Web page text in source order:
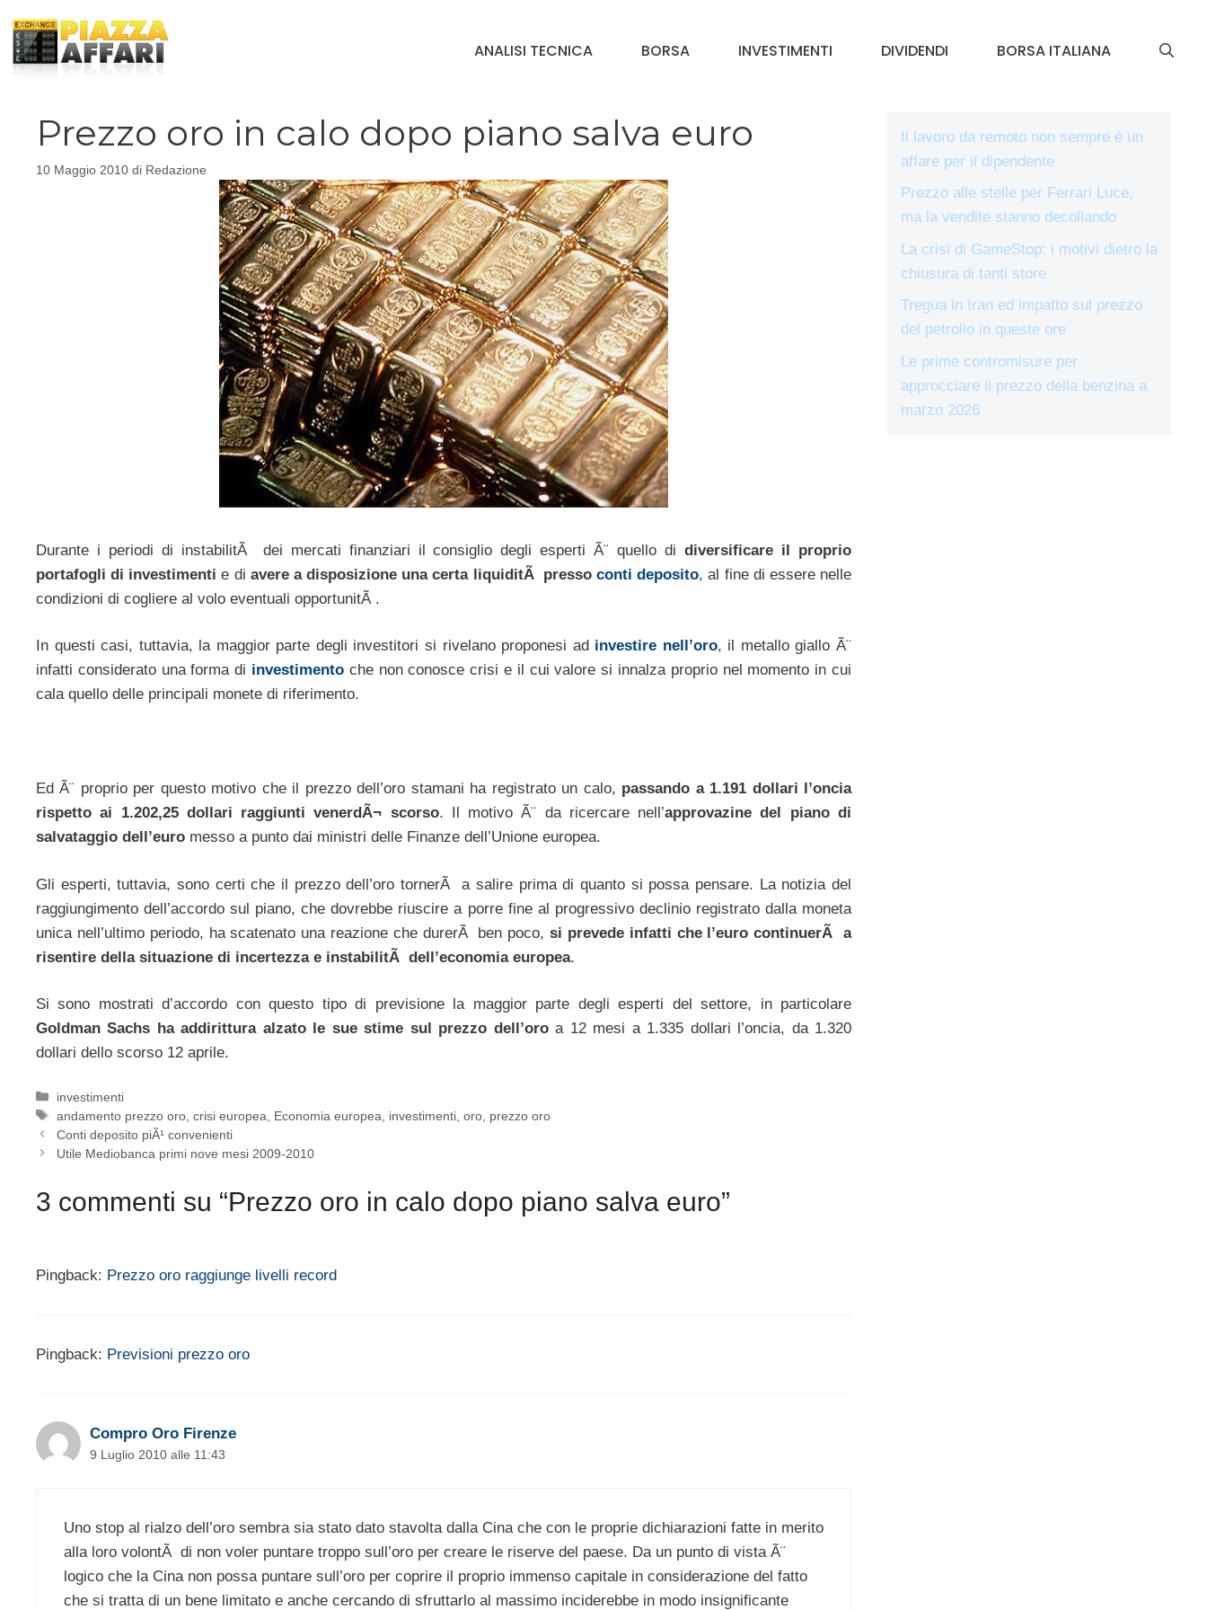
contenuto
ANALISI TECNICA BORSA INVESTIMENTI DIVIDENDI BORSA ITALIANA
Prezzo oro in calo dopo piano salva euro
10 Maggio 2010 di Redazione
Durante i periodi di instabilitÃ dei mercati finanziari il consiglio degli esperti Ã¨ quello didiversificare il proprio
portafogli di investimenti e di avere a disposizione una certa liquiditÃ presso conti deposito, al fine di essere nelle
condizioni di cogliere al volo eventuali opportunitÃ .
In questi casi, tuttavia, la maggior parte degli investitori si rivelano proponesi ad investire nell’oro, il metallo giallo Ã¨
infatti considerato una forma di investimento che non conosce crisi e il cui valore si innalza proprio nel momento in cui
cala quello delle principali monete di riferimento.
Ed Ã¨ proprio per questo motivo che il prezzo dell’oro stamani ha registrato un calo, passando a 1.191 dollari l’oncia
rispetto ai 1.202,25 dollari raggiunti venerdÃ¬ scorso. Il motivo Ã¨ da ricercare nell’approvazine del piano di
salvataggio dell’euro messo a punto dai ministri delle Finanze dell’Unione europea.
Gli esperti, tuttavia, sono certi che il prezzo dell’oro tornerÃ a salire prima di quanto si possa pensare. La notizia del
raggiungimento dell’accordo sul piano, che dovrebbe riuscire a porre fine al progressivo declinio registrato dalla moneta
unica nell’ultimo periodo, ha scatenato una reazione che durerÃ ben poco,si prevede infatti che l’euro continuerÃ a
risentire della situazione di incertezza e instabilitÃ dell’economia europea.
Si sono mostrati d’accordo con questo tipo di previsione la maggior parte degli esperti del settore, in particolare
Goldman Sachs ha addirittura alzato le sue stime sul prezzo dell’oroa 12 mesi a 1.335 dollari l’oncia, da 1.320
dollari dello scorso 12 aprile.
Categorie
investimenti
Tag
andamento prezzo oro ,crisi europea Economia europea investimenti ,oro prezzo oro
Conti deposito piÃ¹ convenienti
Utile Mediobanca primi nove mesi 2009-2010
3 commenti su “Prezzo oro in calo dopo piano salva euro”
Pingback: Prezzo oro raggiunge livelli record
Pingback: Previsioni prezzo oro
Compro Oro Firenze
9 Luglio 2010 alle 11:43
Uno stop al rialzo dell’oro sembra sia stato dato stavolta dalla Cina che con le proprie dichiarazioni fatte in merito
alla loro volontÃ di non voler puntare troppo sull’oro per creare le riserve del paese. Da un punto di vista Ã¨
logico che la Cina non possa puntare sull’oro per coprire il proprio immenso capitale in considerazione del fatto
che si tratta di un bene limitato e anche cercando di sfruttarlo al massimo inciderebbe in modo insignificante
Il lavoro da remoto non sempre è un
affare per il dipendente
Prezzo alle stelle per Ferrari Luce,
ma la vendite stanno decollando
La crisi di GameStop: i motivi dietro la
chiusura di tanti store
Tregua in Iran ed impatto sul prezzo
del petrolio in queste ore
Le prime contromisure per
approcciare il prezzo della benzina a
marzo 2026